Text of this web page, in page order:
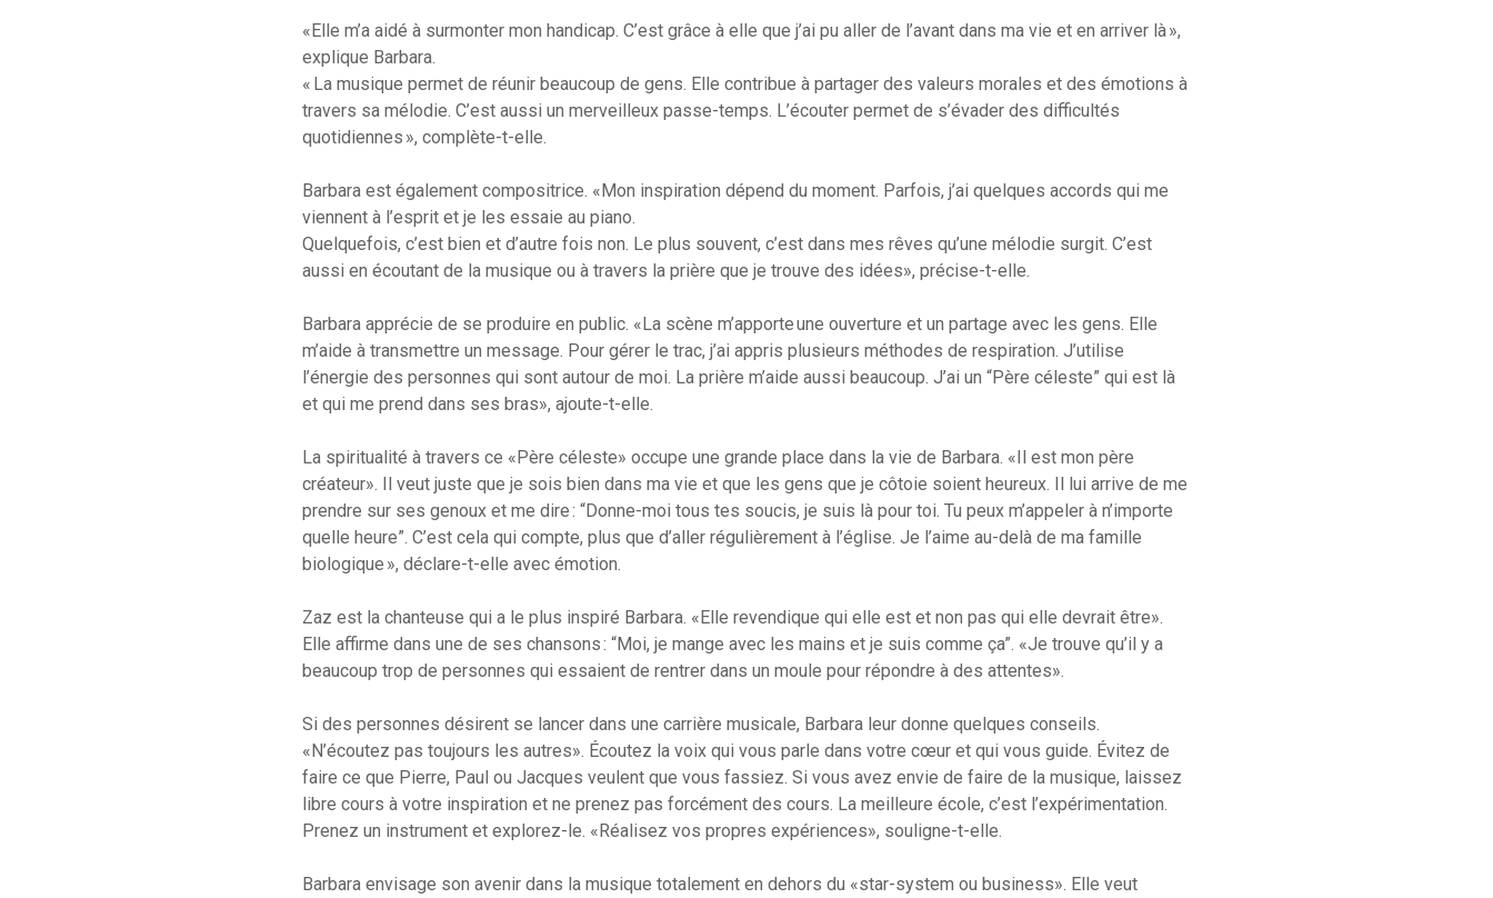
«Elle m’a aidé à surmonter mon handicap. C’est grâce à elle que j’ai pu aller de l’avant dans ma vie et en arriver là »,
explique Barbara.
« La musique permet de réunir beaucoup de gens. Elle contribue à partager des valeurs morales et des émotions à
travers sa mélodie. C’est aussi un merveilleux passe-temps. L’écouter permet de s’évader des difficultés
quotidiennes », complète-t-elle.
Barbara est également compositrice. «Mon inspiration dépend du moment. Parfois, j’ai quelques accords qui me
viennent à l’esprit et je les essaie au piano.
Quelquefois, c’est bien et d’autre fois non. Le plus souvent, c’est dans mes rêves qu’une mélodie surgit. C’est
aussi en écoutant de la musique ou à travers la prière que je trouve des idées», précise-t-elle.
Barbara apprécie de se produire en public. «La scène m’apporte une ouverture et un partage avec les gens. Elle
m’aide à transmettre un message. Pour gérer le trac, j’ai appris plusieurs méthodes de respiration. J’utilise
l’énergie des personnes qui sont autour de moi. La prière m’aide aussi beaucoup. J’ai un “Père céleste” qui est là
et qui me prend dans ses bras», ajoute-t-elle.
La spiritualité à travers ce «Père céleste» occupe une grande place dans la vie de Barbara. «Il est mon père
créateur». Il veut juste que je sois bien dans ma vie et que les gens que je côtoie soient heureux. Il lui arrive de me
prendre sur ses genoux et me dire : “Donne-moi tous tes soucis, je suis là pour toi. Tu peux m’appeler à n’importe
quelle heure”. C’est cela qui compte, plus que d’aller régulièrement à l’église. Je l’aime au-delà de ma famille
biologique », déclare-t-elle avec émotion.
Zaz est la chanteuse qui a le plus inspiré Barbara. «Elle revendique qui elle est et non pas qui elle devrait être».
Elle affirme dans une de ses chansons : “Moi, je mange avec les mains et je suis comme ça”. «Je trouve qu’il y a
beaucoup trop de personnes qui essaient de rentrer dans un moule pour répondre à des attentes».
Si des personnes désirent se lancer dans une carrière musicale, Barbara leur donne quelques conseils.
«N’écoutez pas toujours les autres». Écoutez la voix qui vous parle dans votre cœur et qui vous guide. Évitez de
faire ce que Pierre, Paul ou Jacques veulent que vous fassiez. Si vous avez envie de faire de la musique, laissez
libre cours à votre inspiration et ne prenez pas forcément des cours. La meilleure école, c’est l’expérimentation.
Prenez un instrument et explorez-le. «Réalisez vos propres expériences», souligne-t-elle.
Barbara envisage son avenir dans la musique totalement en dehors du «star-system ou business». Elle veut